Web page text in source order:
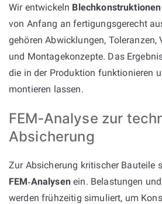
Wir entwickeln
von Anfang an fertigungsgerecht
gehören Abwicklungen, Toleranzen,
und Montagekonzepte. Das
die in der Produktion funktionieren
montieren lassen.
FEM‑Analyse zur
Absicherung
Zur Absicherung kritischer Bauteile
FEM‑Analysenein. Belastungen
werden frühzeitig simuliert, um